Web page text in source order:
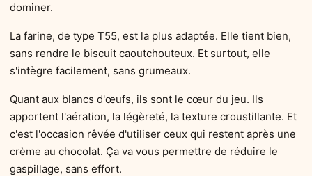
dominer.
La farine, de type T55, est la plus adaptée. Elle tient bien,
sans rendre le biscuit caoutchouteux. Et surtout, elle
s'intègre facilement, sans grumeaux.
Quant aux blancs d'œufs, ils sont le cœur du jeu. Ils
apportent l'aération, la légèreté, la texture croustillante. Et
c'est l'occasion rêvée d'utiliser ceux qui restent après une
crème au chocolat. Ça va vous permettre de réduire le
gaspillage, sans effort.